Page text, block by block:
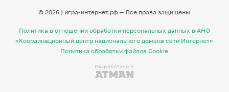
© 2026 | игра-интернет.рф — Все права защищены
Политика в отношении обработки персональных данных в АНО
«Координационный центр национального домена сети Интернет»
Политика обработки файлов Cookie